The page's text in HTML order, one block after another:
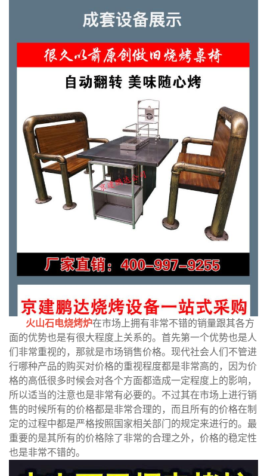
火山石电烧烤炉在市场上拥有非常不错的销量跟其各方
面的优势也是有很大程度上关系的。首先第一个优势也是人
们非常重视的，那就是市场销售价格。现代社会人们不管进
行哪种产品的购买对价格的重视程度都是非常高的，因为价
格的高低很多时候会对各个方面都造成一定程度上的影响，
所以适当的注意也是非常有必要的。不过其在市场上进行销
售的时候所有的价格都是非常合理的，而且所有的价格在制
定的过程中都是严格按照国家相关部门的规定来进行的。最
重要的是其所有的价格除了非常的合理之外，价格的稳定性
也是非常不错的。